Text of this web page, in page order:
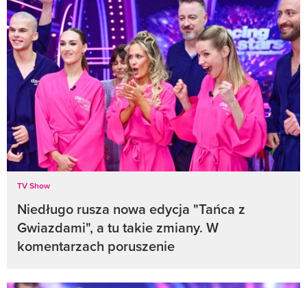
TV Show
Niedługo rusza nowa edycja "Tańca z
Gwiazdami", a tu takie zmiany. W
komentarzach poruszenie